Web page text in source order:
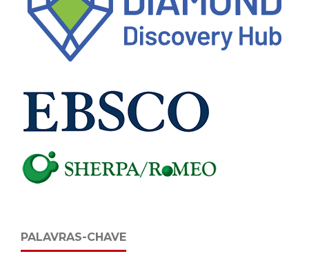
PALAVRAS-CHAVE